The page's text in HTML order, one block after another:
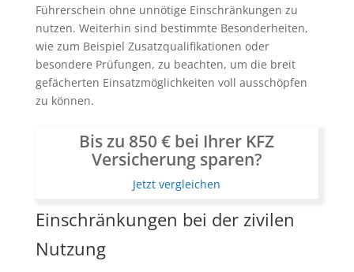
Führerschein ohne unnötige Einschränkungen zu
nutzen. Weiterhin sind bestimmte Besonderheiten,
wie zum Beispiel Zusatzqualifikationen oder
besondere Prüfungen, zu beachten, um die breit
gefächerten Einsatzmöglichkeiten voll ausschöpfen
zu können.
Bis zu 850 € bei Ihrer KFZ
Versicherung sparen?
Jetzt vergleichen
Einschränkungen bei der zivilen
Nutzung